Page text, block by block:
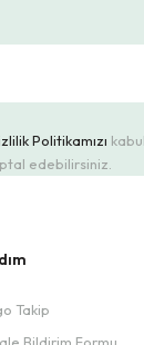
Politikamızı
edebilirsiniz.
Takip